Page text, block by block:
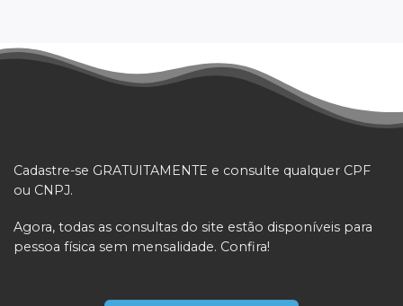
Cadastre-se GRATUITAMENTE e consulte qualquer CPF
ou CNPJ.
Agora, todas as consultas do site estão disponíveis para
pessoa física sem mensalidade. Confira!